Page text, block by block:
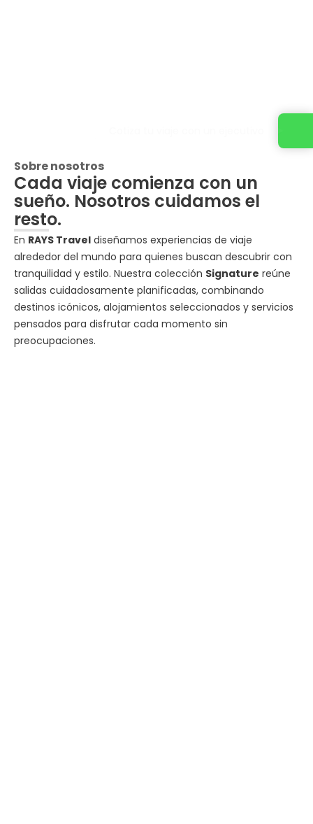
Sobre nosotros
Cada viaje comienza con un
sueño. Nosotros cuidamos el
resto.
En RAYS Travel diseñamos experiencias de viaje
alrededor del mundo para quienes buscan descubrir con
tranquilidad y estilo. Nuestra colección Signature reúne
salidas cuidadosamente planificadas, combinando
destinos icónicos, alojamientos seleccionados y servicios
pensados para disfrutar cada momento sin
preocupaciones.